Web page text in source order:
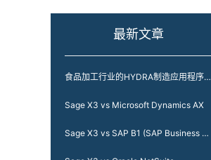
最新文章
食品加工行业的HYDRA制造应用程序-以负责任的态度加工食品
Sage X3 vs Microsoft Dynamics AX
Sage X3 vs SAP B1 (SAP Business One)